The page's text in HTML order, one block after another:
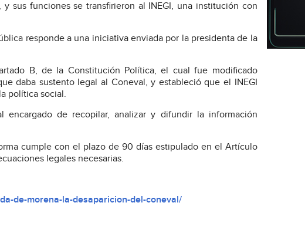
sus funciones se transfirieron al INEGI, una institución con
responde a una iniciativa enviada por la presidenta de la
B, de la Constitución Política, el cual fue modificado
daba sustento legal al Coneval, y estableció que el INEGI
política social.
de recopilar, analizar y difundir la información
cumple con el plazo de 90 días estipulado en el Artículo
legales necesarias.
de-morena-la-desaparicion-del-coneval/